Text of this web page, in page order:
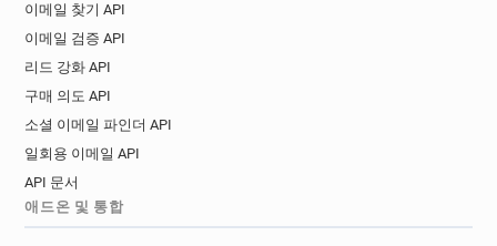
p************@lewisham.gov.uk
x*****@lewisham.gov.uk
d********@lewisham.gov.uk
x******@lewisham.gov.uk
f********@lewisham.gov.uk
q******@lewisham.gov.uk
j*********@lewisham.gov.uk
x*******@lewisham.gov.uk
이메일 찾기 API
이메일 검증 API
리드 강화 API
구매 의도 API
소셜 이메일 파인더 API
일회용 이메일 API
API 문서
애드온 및 통합